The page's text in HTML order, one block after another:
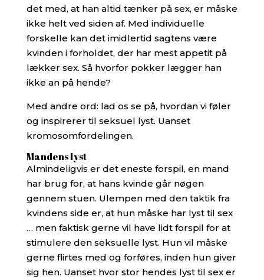
det med, at han altid tænker på sex, er måske
ikke helt ved siden af. Med individuelle
forskelle kan det imidlertid sagtens være
kvinden i forholdet, der har mest appetit på
lækker sex. Så hvorfor pokker lægger han
ikke an på hende?
Med andre ord: lad os se på, hvordan vi føler
og inspirerer til seksuel lyst. Uanset
kromosomfordelingen.
Mandens lyst
Almindeligvis er det eneste forspil, en mand
har brug for, at hans kvinde går nøgen
gennem stuen. Ulempen med den taktik fra
kvindens side er, at hun måske har lyst til sex
… men faktisk gerne vil have lidt forspil for at
stimulere den seksuelle lyst. Hun vil måske
gerne flirtes med og forføres, inden hun giver
sig hen. Uanset hvor stor hendes lyst til sex er